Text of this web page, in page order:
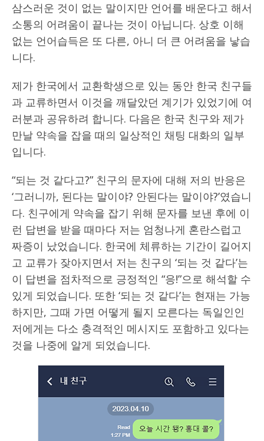
삼스러운 것이 없는 말이지만 언어를 배운다고 해서
소통의 어려움이 끝나는 것이 아닙니다. 상호 이해
없는 언어습득은 또 다른, 아니 더 큰 어려움을 낳습
니다.
제가 한국에서 교환학생으로 있는 동안 한국 친구들
과 교류하면서 이것을 깨달았던 계기가 있었기에 여
러분과 공유하려 합니다. 다음은 한국 친구와 제가
만날 약속을 잡을 때의 일상적인 채팅 대화의 일부
입니다.
“되는 것 같다고?” 친구의 문자에 대해 저의 반응은
‘그러니까, 된다는 말이야? 안된다는 말이야?’였습니
다. 친구에게 약속을 잡기 위해 문자를 보낸 후에 이
런 답변을 받을 때마다 저는 엄청나게 혼란스럽고
짜증이 났었습니다. 한국에 체류하는 기간이 길어지
고 교류가 잦아지면서 저는 친구의 ‘되는 것 같다’는
이 답변을 점차적으로 긍정적인 “응!”으로 해석할 수
있게 되었습니다. 또한 ‘되는 것 같다’는 현재는 가능
하지만, 그때 가면 어떻게 될지 모른다는 독일인인
저에게는 다소 충격적인 메시지도 포함하고 있다는
것을 나중에 알게 되었습니다.